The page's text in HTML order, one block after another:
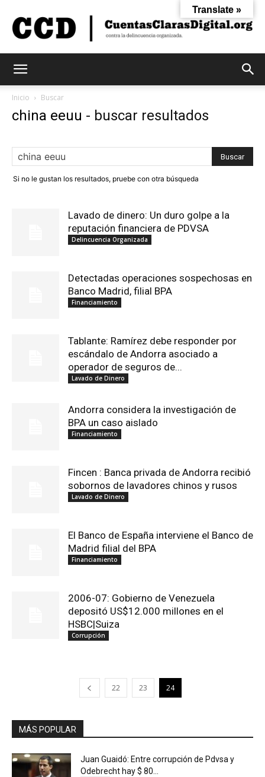
Inicio Buscar
china eeuu - buscar resultados
Si no le gustan los resultados, pruebe con otra búsqueda
Lavado de dinero: Un duro golpe a la
reputación financiera de PDVSA
Delincuencia Organizada
Detectadas operaciones sospechosas en
Banco Madrid, filial BPA
Financiamiento
Tablante: Ramírez debe responder por
escándalo de Andorra asociado a
operador de seguros de...
Lavado de Dinero
Andorra considera la investigación de
BPA un caso aislado
Financiamiento
Fincen : Banca privada de Andorra recibió
sobornos de lavadores chinos y rusos
Lavado de Dinero
El Banco de España interviene el Banco de
Madrid filial del BPA
Financiamiento
2006-07: Gobierno de Venezuela
depositó US$12.000 millones en el
HSBC|Suiza
Corrupción
22 23 24
MÁS POPULAR
Juan Guaidó: Entre corrupción de Pdvsa y
Odebrecht hay $ 80...
Translate »